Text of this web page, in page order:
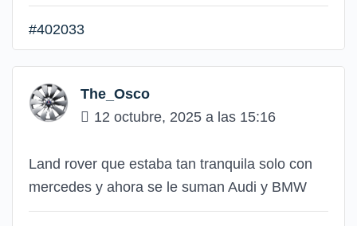
#402033
The_Osco
12 octubre, 2025 a las 15:16
Land rover que estaba tan tranquila solo con
mercedes y ahora se le suman Audi y BMW